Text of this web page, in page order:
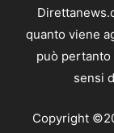
quanto viene
può
sensi
Copyright